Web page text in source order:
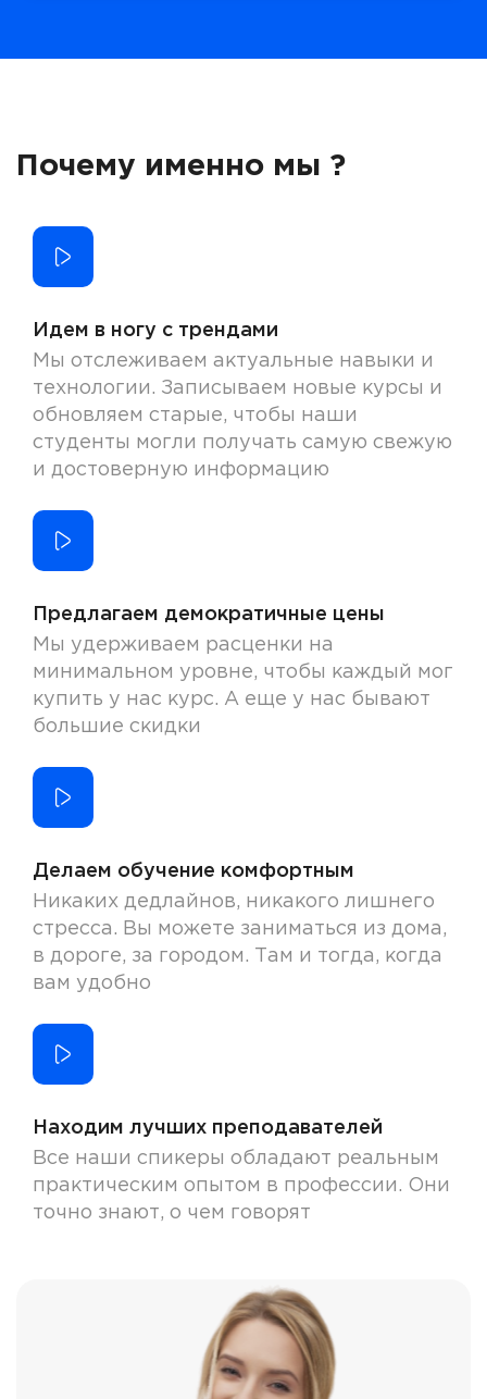
Почему именно мы ?
Идем в ногу с трендами
Мы отслеживаем актуальные навыки и
технологии. Записываем новые курсы и
обновляем старые, чтобы наши
студенты могли получать самую свежую
и достоверную информацию
Предлагаем демократичные цены
Мы удерживаем расценки на
минимальном уровне, чтобы каждый мог
купить у нас курс. А еще у нас бывают
большие скидки
Делаем обучение комфортным
Никаких дедлайнов, никакого лишнего
стресса. Вы можете заниматься из дома,
в дороге, за городом. Там и тогда, когда
вам удобно
Находим лучших преподавателей
Все наши спикеры обладают реальным
практическим опытом в профессии. Они
точно знают, о чем говорят